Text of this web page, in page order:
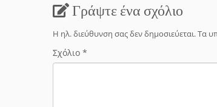
Γράψτε ένα σχόλιο
Η ηλ. διεύθυνση σας δεν δημοσιεύεται.Τα
Σχόλιο *